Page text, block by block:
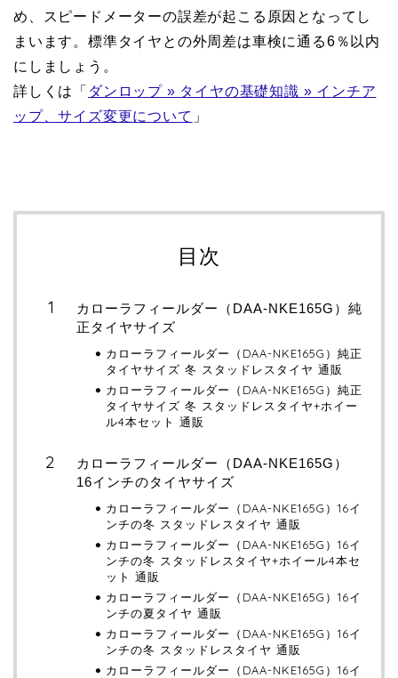
め、スピードメーターの誤差が起こる原因となってし
まいます。標準タイヤとの外周差は車検に通る6％以内
にしましょう。
詳しくは「 ダンロップ » タイヤの基礎知識 » インチア
ップ、サイズ変更について 」
目次
カローラフィールダー（DAA-NKE165G）純
正タイヤサイズ
カローラフィールダー（DAA-NKE165G）純正
タイヤサイズ 冬 スタッドレスタイヤ 通販
カローラフィールダー（DAA-NKE165G）純正
タイヤサイズ 冬 スタッドレスタイヤ+ホイー
ル4本セット 通販
カローラフィールダー（DAA-NKE165G）
16インチのタイヤサイズ
カローラフィールダー（DAA-NKE165G）16イ
ンチの冬 スタッドレスタイヤ 通販
カローラフィールダー（DAA-NKE165G）16イ
ンチの冬 スタッドレスタイヤ+ホイール4本セ
ット 通販
カローラフィールダー（DAA-NKE165G）16イ
ンチの夏タイヤ 通販
カローラフィールダー（DAA-NKE165G）16イ
ンチの冬 スタッドレスタイヤ 通販
カローラフィールダー（DAA-NKE165G）16イ